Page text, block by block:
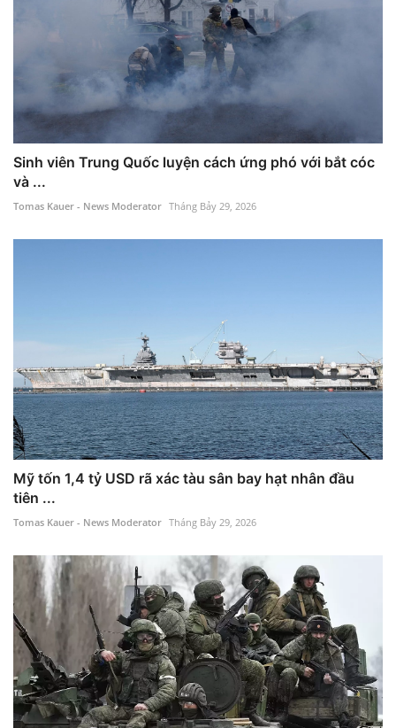
Sinh viên Trung Quốc luyện cách ứng phó với bắt cóc
và ...
Tomas Kauer - News Moderator Tháng Bảy 29, 2026
Mỹ tốn 1,4 tỷ USD rã xác tàu sân bay hạt nhân đầu
tiên ...
Tomas Kauer - News Moderator Tháng Bảy 29, 2026